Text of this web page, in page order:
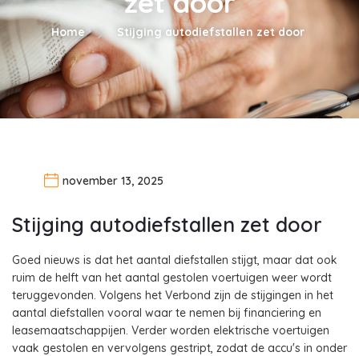
Home Stijging autodiefstallen zet door
november 13, 2025
Stijging autodiefstallen zet door
Goed nieuws is dat het aantal diefstallen stijgt, maar dat ook
ruim de helft van het aantal gestolen voertuigen weer wordt
teruggevonden. Volgens het Verbond zijn de stijgingen in het
aantal diefstallen vooral waar te nemen bij financiering en
leasemaatschappijen. Verder worden elektrische voertuigen
vaak gestolen en vervolgens gestript, zodat de accu's in onder